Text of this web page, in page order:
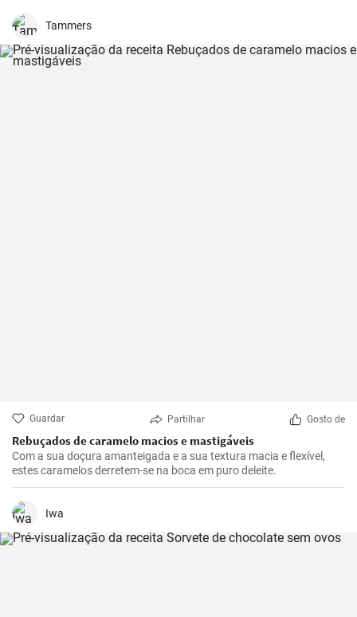
plátanos são uma verdadeira delícia quando preparados
plátanos fritos na perfeição.
Tammers
Guardar Partilhar Gosto de
Rebuçados de caramelo macios e mastigáveis
Com a sua doçura amanteigada e a sua textura macia e flexível,
estes caramelos derretem-se na boca em puro deleite.
Iwa